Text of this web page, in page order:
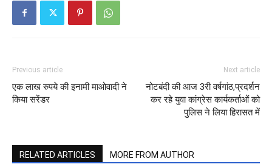
Previous article
एक लाख रुपये की इनामी माओवादी ने
किया सरेंडर
Next article
नोटबंदी की आज 3री वर्षगांठ,प्रदर्शन
कर रहे युवा कांग्रेस कार्यकर्ताओं को
पुलिस ने लिया हिरासत में
RELATED ARTICLES MORE FROM AUTHOR